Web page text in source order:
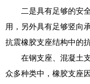
二是具有足够的安
用，另外具有足够竖向
抗震橡胶支座结构中的
在钢支座、混凝土
众多种类中，橡胶支座